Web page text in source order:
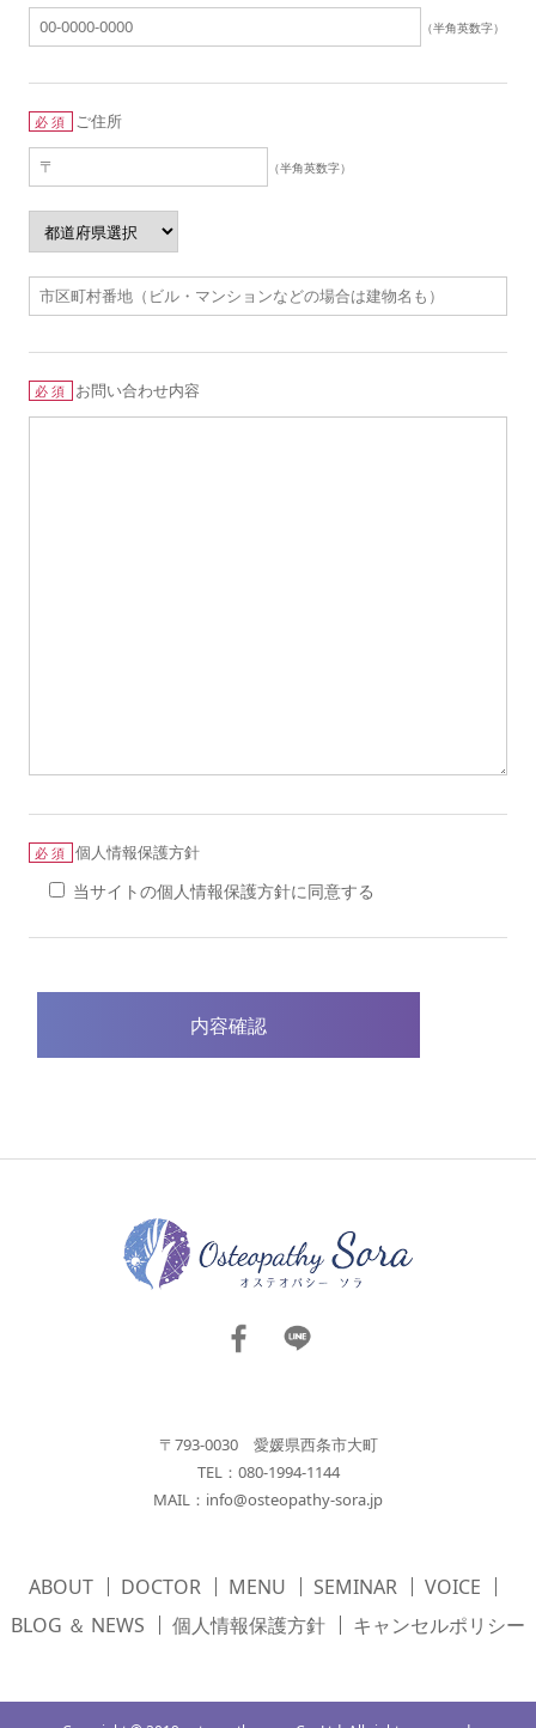
（半角英数字）
必須 ご住所
（半角英数字）
必須 お問い合わせ内容
必須 個人情報保護方針
当サイトの個人情報保護方針に同意する
〒793-0030 愛媛県西条市大町
TEL：080-1994-1144
MAIL： info@osteopathy-sora.jp
ABOUT DOCTOR MENU SEMINAR
VOICE
BLOG ＆ NEWS
個人情報保護方針 キャンセルポリシー